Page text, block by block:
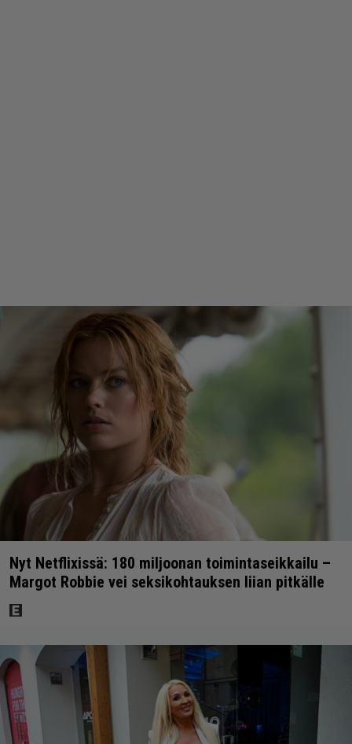
Nyt Netflixissä: 180 miljoonan toimintaseikkailu –
Margot Robbie vei seksikohtauksen liian pitkälle